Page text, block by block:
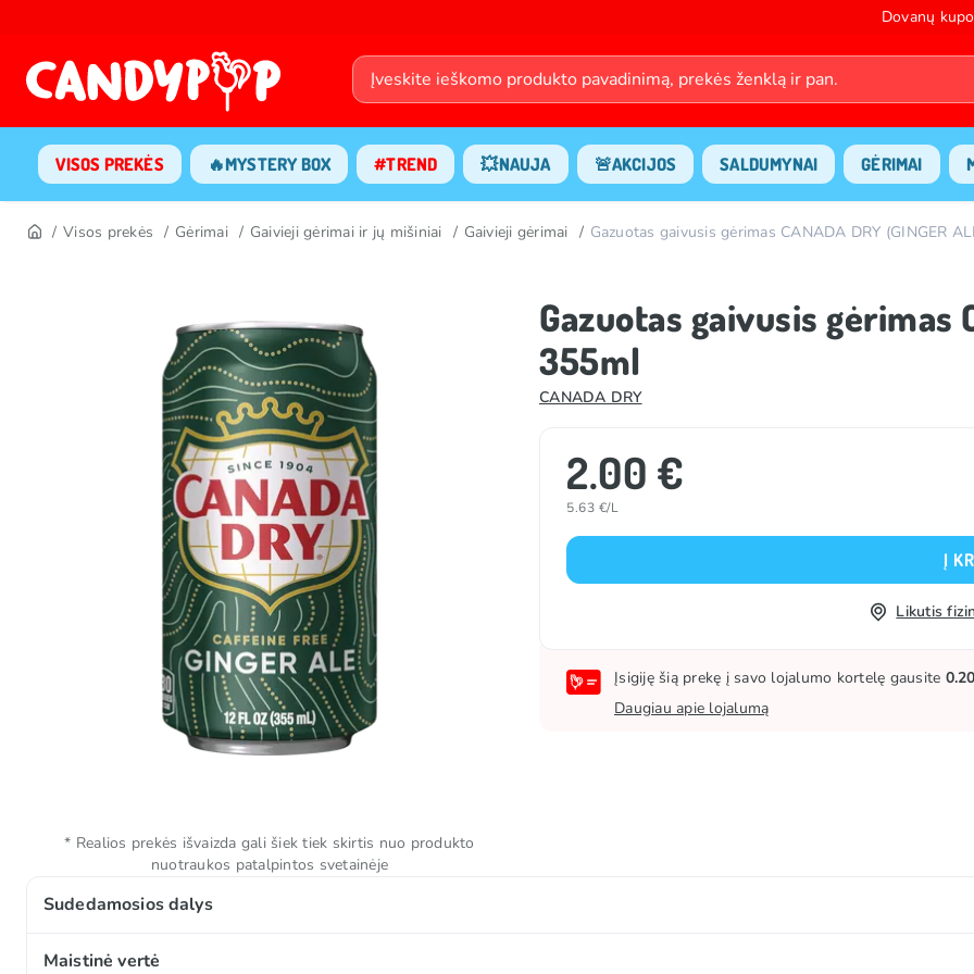
Dovanų
VISOS PREKĖS 🔥MYSTERY BOX #TREND 💥NAUJA 🚨AKCIJOS SALDUMYNAI GĖRIMAI
Visos prekės Gėrimai Gaivieji gėrimai ir jų mišiniai Gaivieji gėrimai Gazuotas gaivusis gėrimas CANADA DRY (GINGER
Gazuotas gaivusis gėrimas
355ml
CANADA DRY
2.00 €
5.63 €/L
Į
Likutis
Įsigiję šią prekę į savo lojalumo kortelę gausite
Daugiau apie lojalumą
Sudedamosios dalys
Gazuotas vanduo, didelės fruktozės koncentracijos kukurūzų sirupas, imbiero ekstraktas, kvapiosios
Maistinė vertė
* Realios prekės išvaizda gali šiek tiek skirtis nuo produkto
nuotraukos patalpintos svetainėje